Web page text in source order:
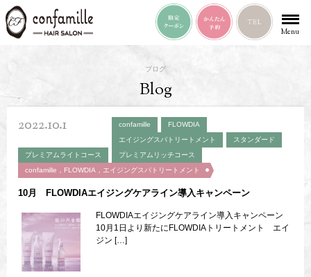
Menu
ブログ
Blog
2022.10.1 confamille
FLOWDIA
エイジングスパトリートメント
スタンダード
プレミアムライトコース
プレミアムリッチコース
confamille，FLOWDIA，エイジングスパトリートメント
10月 FLOWDIAエイジングケアライン導入キャンペーン
FLOWDIAエイジングケアライン導入キャンペーン
10月1日より新たにFLOWDIAトリートメント エイ
ジン […]